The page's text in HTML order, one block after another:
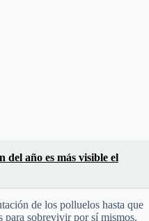
del año es más visible el
de los polluelos hasta que
para sobrevivir por sí mismos.